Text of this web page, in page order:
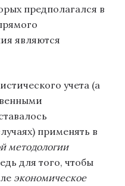
предполагался в
являются
учета (а
применять в
методологии
для того, чтобы
экономическое